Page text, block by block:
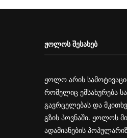
ᲟᲝᲚᲝᲡ ᲨᲔᲡᲐᲮᲔᲑ
ჟოლო არის
რომელიც ემსახურება
გავრცელებას და
გზის პოვნაში. ჟოლოს
ადამიანების